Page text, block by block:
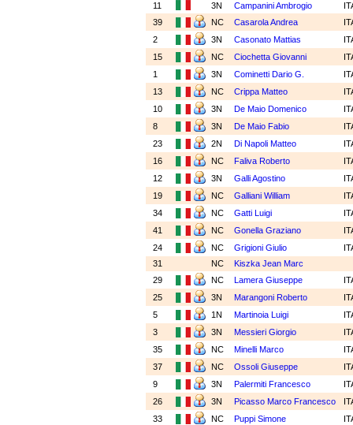
11
3N Campanini Ambrogio
39
NC Casarola Andrea
2
3N Casonato Mattias
15
NC Ciochetta Giovanni
1
3N Cominetti Dario G.
13
NC Crippa Matteo
10
3N De Maio Domenico
8
3N De Maio Fabio
23
2N Di Napoli Matteo
16
NC Faliva Roberto
12
3N Galli Agostino
19
NC Galliani William
34
NC Gatti Luigi
41
NC Gonella Graziano
24
NC Grigioni Giulio
31
NC
Kiszka Jean Marc
29
NC Lamera Giuseppe
25
3N Marangoni Roberto
5
1N Martinoia Luigi
3
3N Messieri Giorgio
35
NC Minelli Marco
37
NC Ossoli Giuseppe
9
3N Palermiti Francesco
26
3N Picasso Marco Francesco
33
NC Puppi Simone